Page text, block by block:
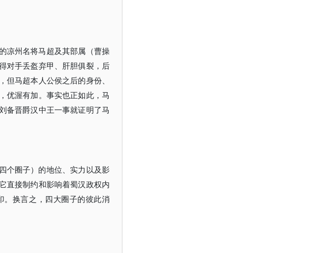
凉州名将马超及其部属（曹操
对手丢盔弃甲、肝胆俱裂，后
马超本人公侯之后的身份、
优渥有加。事实也正如此，马
备晋爵汉中王一事就证明了马
个圈子）的地位、实力以及影
直接制约和影响着蜀汉政权内
换言之，四大圈子的彼此消